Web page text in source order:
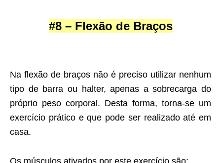
#8 – Flexão de Braços
Na flexão de braços não é preciso utilizar nenhum
tipo de barra ou halter, apenas a sobrecarga do
próprio peso corporal. Desta forma, torna-se um
exercício prático e que pode ser realizado até em
casa.
Os músculos ativados por este exercício são: